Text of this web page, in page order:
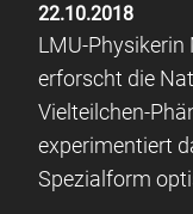
22.10.2018
LMU-
erforscht die
Vielteilchen-
experimentiert
Spezialform